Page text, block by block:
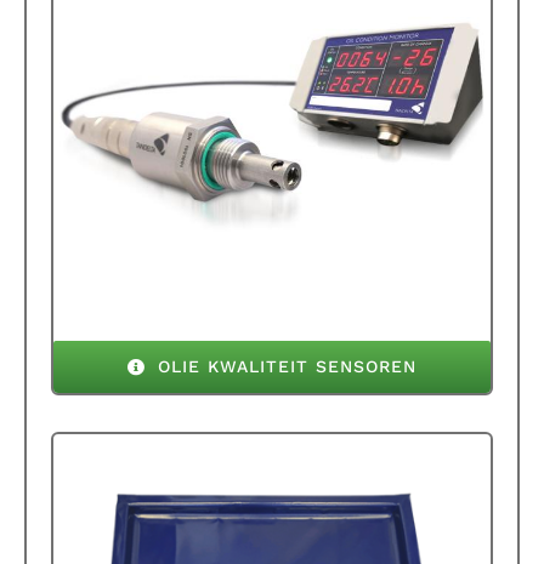
OLIE KWALITEIT SENSOREN